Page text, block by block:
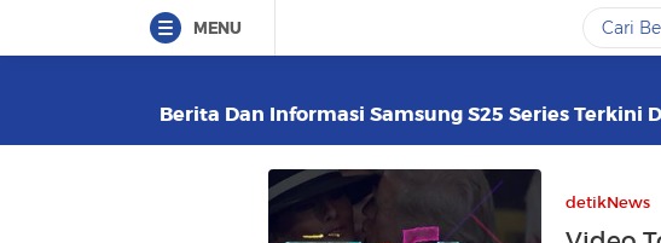
MENU
Berita Dan Informasi Samsung S25 Series Terkini
detikNews